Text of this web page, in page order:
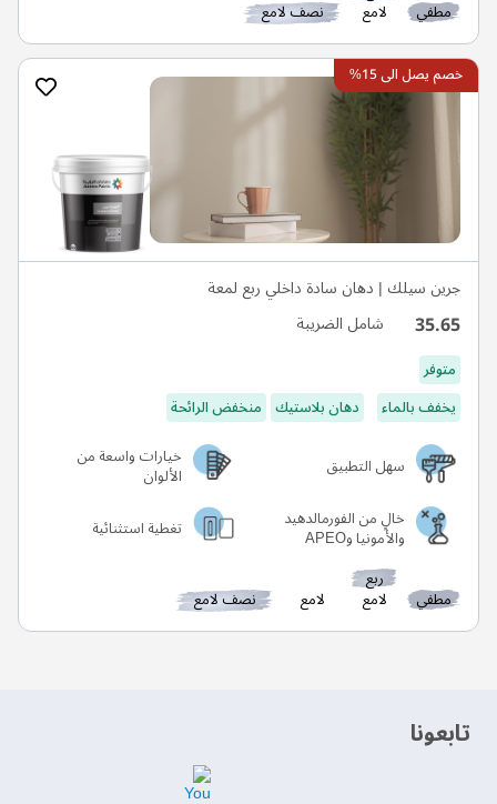
مطفي لامع نصف لامع
خصم يصل الى 15%
جرين سيلك | دهان سادة داخلي ربع لمعة
35.65 شامل الضريبة
متوفر
يخفف بالماء
دهان بلاستيك منخفض الرائحة
سهل التطبيق
خيارات واسعة من
الألوان
خالٍ من الفورمالدهيد
والأمونيا وAPEO تغطية استثنائية
مطفي
ربع
لامع لامع نصف لامع
‫تابعونا‬